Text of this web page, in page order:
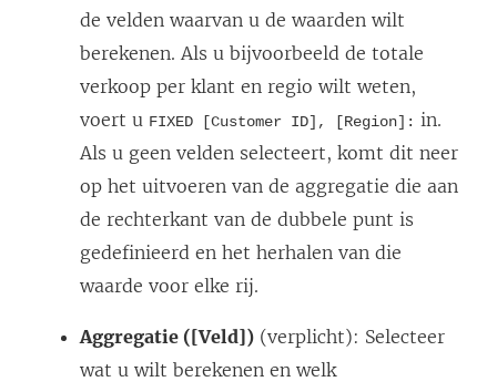
de velden waarvan u de waarden wilt
berekenen. Als u bijvoorbeeld de totale
verkoop per klant en regio wilt weten,
voert u FIXED [Customer ID], [Region]: in.
Als u geen velden selecteert, komt dit neer
op het uitvoeren van de aggregatie die aan
de rechterkant van de dubbele punt is
gedefinieerd en het herhalen van die
waarde voor elke rij.
Aggregatie ([Veld]) (verplicht): Selecteer
wat u wilt berekenen en welk